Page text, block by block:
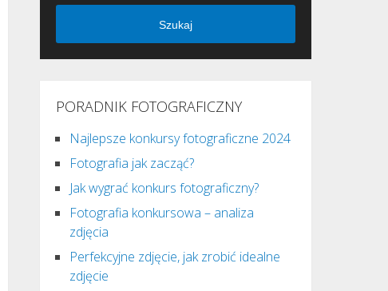
Szukaj
PORADNIK FOTOGRAFICZNY
Najlepsze konkursy fotograficzne 2024
Fotografia jak zacząć?
Jak wygrać konkurs fotograficzny?
Fotografia konkursowa – analiza
zdjęcia
Perfekcyjne zdjęcie, jak zrobić idealne
zdjęcie